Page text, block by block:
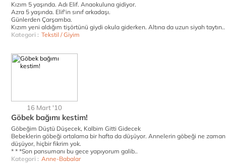
Kızım 5 yaşında. Adı Elif. Anaokuluna gidiyor.
Azra 5 yaşında. Elif'in sınıf arkadaşı.
Günlerden Çarşamba.
Kızım yeni aldığım tişörtünü giydi okula giderken. Altına da uzun siyah taytın..
Kategori : Tekstil / Giyim
16 Mart '10
Göbek bağımı kestim!
Göbeğim Düştü Düşecek, Kalbim Gitti Gidecek
Bebeklerin göbeği ortalama bir hafta da düşüyor. Annelerin göbeği ne zaman
düşüyor, hiçbir fikrim yok.
* * *Son pansumanı bu gece yapıyorum galib..
Kategori : Anne-Babalar